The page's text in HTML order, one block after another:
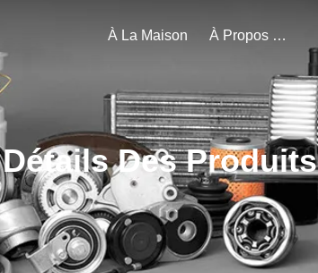
À La Maison À Propos De Nous
Détails Des Produits